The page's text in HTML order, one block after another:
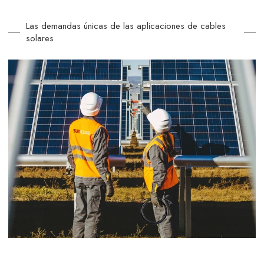
Las demandas únicas de las aplicaciones de cables
solares